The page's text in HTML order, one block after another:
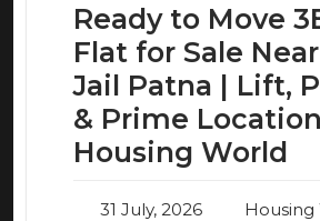
Ready to Move
Flat for Sale
Jail Patna | Lift,
& Prime
Housing World
31 July, 2026
Housing